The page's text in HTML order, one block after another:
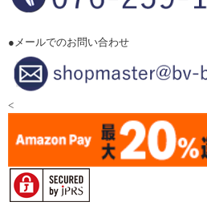
●メールでのお問い合わせ
<